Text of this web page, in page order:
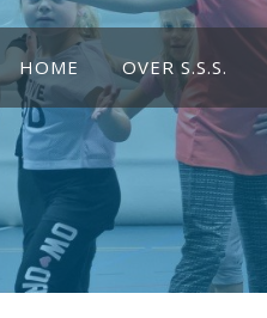
HOME OVER S.S.S.